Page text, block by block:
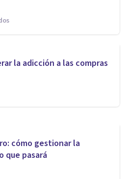
la adicción a las compras
causas y
superarla
cómo gestionar la
que pasará